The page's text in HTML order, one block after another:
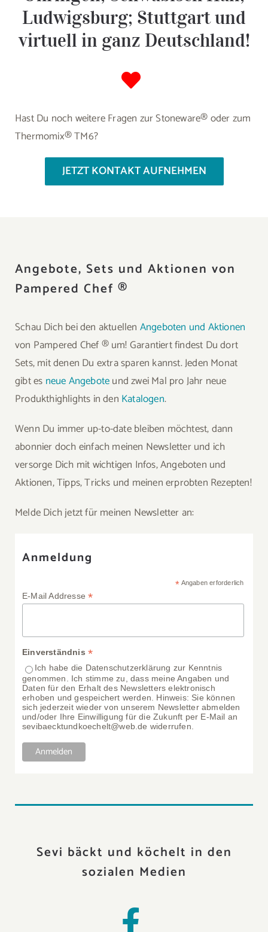
Ludwigsburg; Stuttgart und
virtuell in ganz Deutschland!
Hast Du noch weitere Fragen zur Stoneware® oder zum
Thermomix® TM6?
JETZT KONTAKT AUFNEHMEN
Angebote, Sets und Aktionen von
Pampered Chef ®
Schau Dich bei den aktuellen Angeboten und Aktionen
von Pampered Chef ® um! Garantiert findest Du dort
Sets, mit denen Du extra sparen kannst. Jeden Monat
gibt es neue Angeboteund zwei Mal pro Jahr neue
Produkthighlights in den Katalogen.
Wenn Du immer up-to-date bleiben möchtest, dann
abonnier doch einfach meinen Newsletter und ich
versorge Dich mit wichtigen Infos, Angeboten und
Aktionen, Tipps, Tricks und meinen erprobten Rezepten!
Melde Dich jetzt für meinen Newsletter an:
Anmeldung
* Angaben erforderlich
E-Mail Addresse*
Einverständnis *
Ich habe die Datenschutzerklärung zur Kenntnis
genommen. Ich stimme zu, dass meine Angaben und
Daten für den Erhalt des Newsletters elektronisch
erhoben und gespeichert werden. Hinweis: Sie können
sich jederzeit wieder von unserem Newsletter abmelden
und/oder Ihre Einwilligung für die Zukunft per E-Mail an
sevibaecktundkoechelt@web.de widerrufen.
Sevi bäckt und köchelt in den
sozialen Medien